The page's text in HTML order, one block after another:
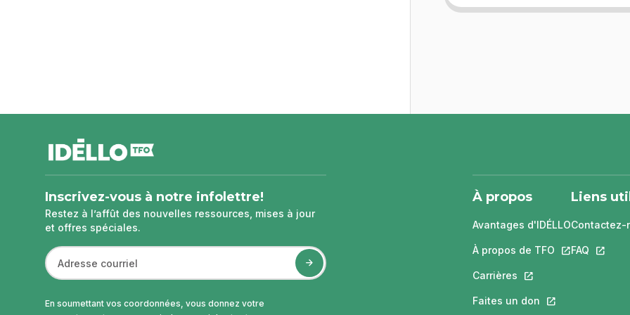
pageInscrivez-vous à notre infolettre!
Restez à l’affût des nouvelles ressources, mises à jour
et offres spéciales.
En soumettant vos coordonnées, vous donnez votre
À propos
Avantages d'IDÉLLO
À propos de TFO Ce lien
Carrières Ce lien s'ouvrira dans
Faites un don Ce lien s'ouvrira
Liens
Contactez-
FAQ Ce